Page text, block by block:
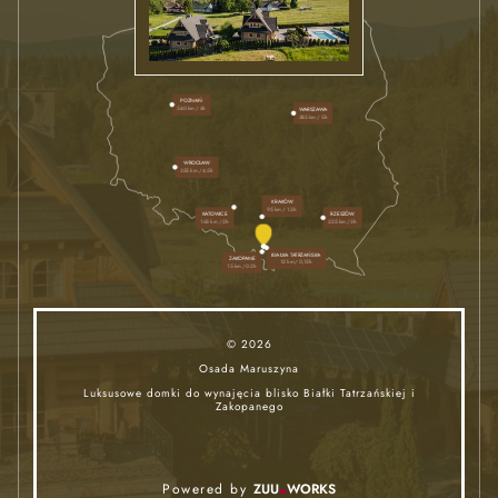
WARSZAWA
385 km / 5h
KRAKÓW
95 km / 1.3h
WROCŁAW
355 km / 4.5h
POZNAŃ
540 km / 6h
RZESZÓW
225 km / 3h
KATOWICE
165 km / 2h
ZAKOPANE
15 km / 0.2h
BIAŁKA TATRZAŃSKA
12 km / 0,15h
© 2026
Osada Maruszyna
Luksusowe domki do wynajęcia blisko Białki Tatrzańskiej i
Zakopanego
Powered by ZUU WORKS